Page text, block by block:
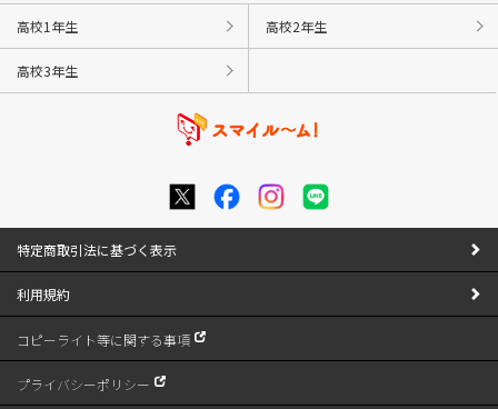
高校1年生 高校2年生
高校3年生
特定商取引法に基づく表示
利用規約
コピーライト等に関する事項
プライバシーポリシー